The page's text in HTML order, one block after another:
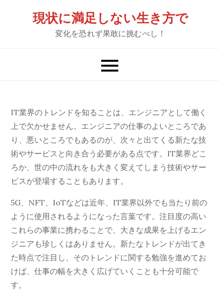
現状に満足しない生き方で
変化を恐れず果敢に挑むべし！
IT業界のトレンドを知ることは、エンジニアとして働く
上で欠かせません。エンジニアの仕事のよいところであ
り、悪いところでもあるのが、次々と出てくる新たな技
術やサービスと向き合う必要がある点です。IT業界どこ
ろか、世の中の流れをも大きく変えてしまう技術やサー
ビスが登場することもあります。
5G、NFT、IoTなどは近年、IT業界以外でも当たり前の
ように使用されるようになった言葉です。注目度の高い
これらの事業に携わることで、大きな成果を上げるエン
ジニアも珍しくはありません。新たなトレンドが出てき
た時点で注目し、そのトレンドに関する勉強を進めてお
けば、仕事の幅を大きく広げていくことも十分可能で
す。